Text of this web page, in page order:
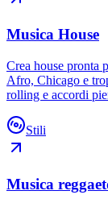
Musica House
Crea house pronta
Afro, Chicago e
rolling e accordi
Stili
Musica